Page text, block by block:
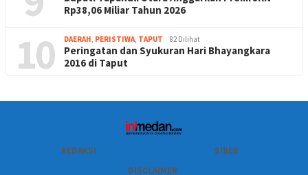
Rp38,06 Miliar Tahun 2026
10 DAERAH, PERISTIWA, TAPUT 82 Dilihat
Peringatan dan Syukuran Hari Bhayangkara
2016 di Taput
REDAKSI
SIBER
DISCLAIMER